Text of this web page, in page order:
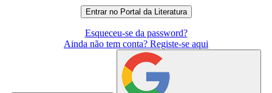
Esqueceu-se da password?
Ainda não tem conta? Registe-se aqui